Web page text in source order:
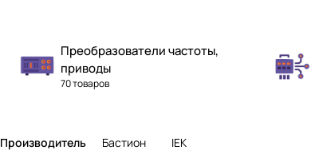
Преобразователи частоты,
приводы
70 товаров
Производитель Бастион IEK